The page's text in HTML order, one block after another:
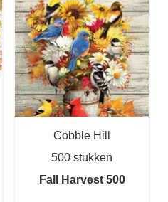
Cobble Hill
500 stukken
Fall Harvest 500